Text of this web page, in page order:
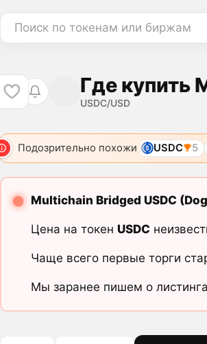
Поиск по токенам или биржам
Где купить
USDC/USD
Подозрительно похожи USDC 5
Multichain Bridged USDC
Цена на токен USDC
Чаще всего первые торги
Мы заранее пишем о